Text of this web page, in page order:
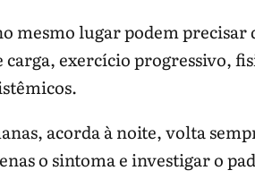
piora em dias.
de força, dificuldade para andar,
médica rápida.
| Dor Neuropatia por
mesmo lugar podem
exercício progressivo,
acorda à noite, volta
o sintoma e investigar o